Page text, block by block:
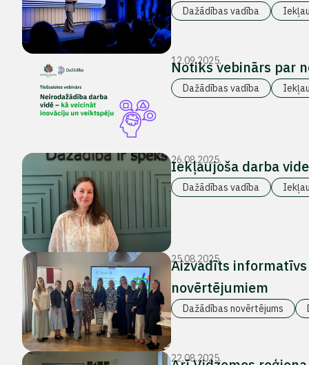
Dažādības vadība
12.09.2025.
Notiks vebinārs par
Dažādības vadība
26.08.2025.
Iekļaujoša darba
Dažādības vadība
25.08.2025.
Aizvadīts
novērtējumiem
Dažādības novērtējums
22.08.2025.